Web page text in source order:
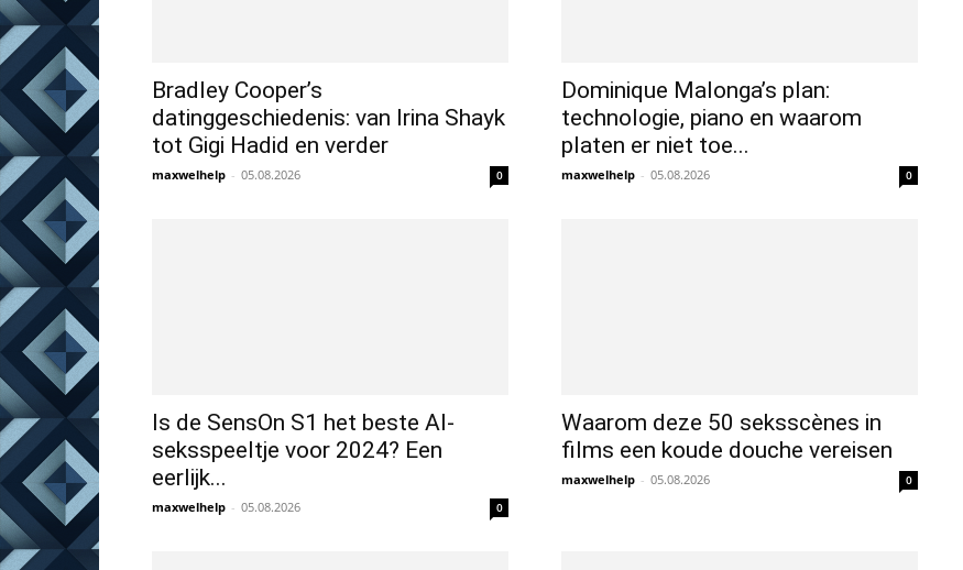
Bradley Cooper’s
datinggeschiedenis: van Irina Shayk
tot Gigi Hadid en verder
maxwelhelp - 05.08.2026 0
Dominique Malonga’s plan:
technologie, piano en waarom
platen er niet toe...
maxwelhelp - 05.08.2026 0
Is de SensOn S1 het beste AI-
seksspeeltje voor 2024? Een
eerlijk...
maxwelhelp - 05.08.2026 0
Waarom deze 50 seksscènes in
films een koude douche vereisen
maxwelhelp - 05.08.2026 0